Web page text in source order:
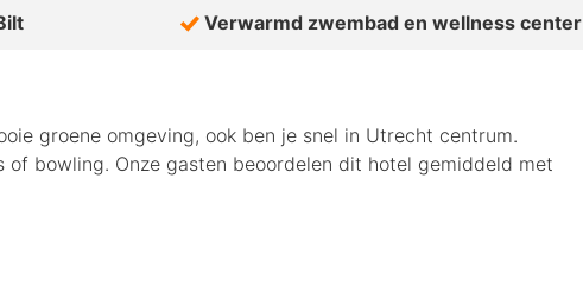
Verwarmd zwembad en wellness center
groene omgeving, ook ben je snel in Utrecht centrum.
of bowling. Onze gasten beoordelen dit hotel gemiddeld met